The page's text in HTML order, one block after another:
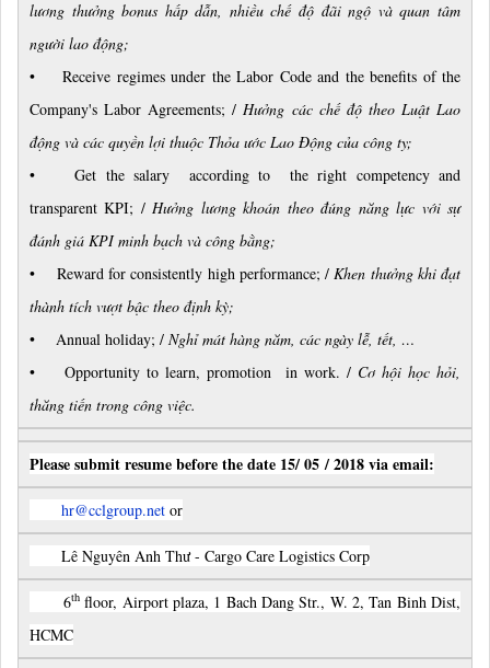
lương thưởng bonus hấp dẫn, nhiều chế độ đãi ngộ và quan tâm
người lao động;
• Receive regimes under the Labor Code and the benefits of the
Company's Labor Agreements; / Hưởng các chế độ theo Luật Lao
động và các quyền lợi thuộc Thỏa ước Lao Động của công ty;
• Get the salary according to the right competency and
transparent KPI; / Hưởng lương khoán theo đúng năng lực với sự
đánh giá KPI minh bạch và công bằng;
• Reward for consistently high performance; / Khen thưởng khi đạt
thành tích vượt bậc theo định kỳ;
• Annual holiday; / Nghỉ mát hàng năm, các ngày lễ, tết, …
• Opportunity to learn, promotion in work. / Cơ hội học hỏi,
thăng tiến trong công việc.
Please submit resume before the date 15/ 05 / 2018 via email:
hr@cclgroup.net or
Lê Nguyên Anh Thư - Cargo Care Logistics Corp
6th floor, Airport plaza, 1 Bach Dang Str., W. 2, Tan Binh Dist,
HCMC